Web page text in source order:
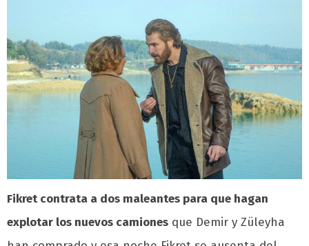
Fikret contrata a dos maleantes para que hagan
explotar los nuevos camiones que Demir y Züleyha